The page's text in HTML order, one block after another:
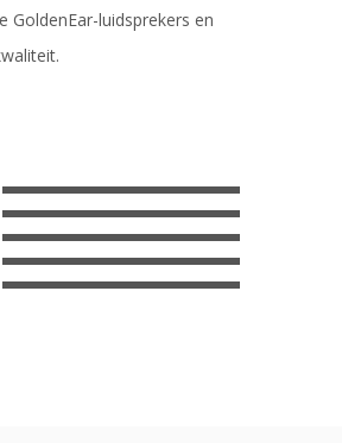
GoldenEar-luidsprekers en